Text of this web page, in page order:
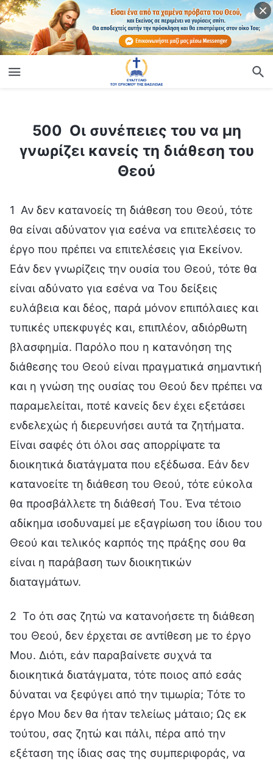
500 Οι συνέπειες του να μη
γνωρίζει κανείς τη διάθεση του
Θεού
1 Αν δεν κατανοείς τη διάθεση του Θεού, τότε
θα είναι αδύνατον για εσένα να επιτελέσεις το
έργο που πρέπει να επιτελέσεις για Εκείνον.
Εάν δεν γνωρίζεις την ουσία του Θεού, τότε θα
είναι αδύνατο για εσένα να Του δείξεις
ευλάβεια και δέος, παρά μόνον επιπόλαιες και
τυπικές υπεκφυγές και, επιπλέον, αδιόρθωτη
βλασφημία. Παρόλο που η κατανόηση της
διάθεσης του Θεού είναι πραγματικά σημαντική
και η γνώση της ουσίας του Θεού δεν πρέπει να
παραμελείται, ποτέ κανείς δεν έχει εξετάσει
ενδελεχώς ή διερευνήσει αυτά τα ζητήματα.
Είναι σαφές ότι όλοι σας απορρίψατε τα
διοικητικά διατάγματα που εξέδωσα. Εάν δεν
κατανοείτε τη διάθεση του Θεού, τότε εύκολα
θα προσβάλλετε τη διάθεσή Του. Ένα τέτοιο
αδίκημα ισοδυναμεί με εξαγρίωση του ίδιου του
Θεού και τελικός καρπός της πράξης σου θα
είναι η παράβαση των διοικητικών
διαταγμάτων.
2 Το ότι σας ζητώ να κατανοήσετε τη διάθεση
του Θεού, δεν έρχεται σε αντίθεση με το έργο
Μου. Διότι, εάν παραβαίνετε συχνά τα
διοικητικά διατάγματα, τότε ποιος από εσάς
δύναται να ξεφύγει από την τιμωρία; Τότε το
έργο Μου δεν θα ήταν τελείως μάταιο; Ως εκ
τούτου, σας ζητώ και πάλι, πέρα από την
εξέταση της ίδιας σας της συμπεριφοράς, να